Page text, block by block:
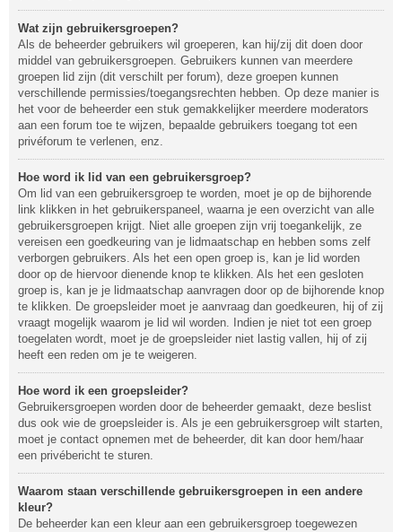
Wat zijn gebruikersgroepen?
Als de beheerder gebruikers wil groeperen, kan hij/zij dit doen door
middel van gebruikersgroepen. Gebruikers kunnen van meerdere
groepen lid zijn (dit verschilt per forum), deze groepen kunnen
verschillende permissies/toegangsrechten hebben. Op deze manier is
het voor de beheerder een stuk gemakkelijker meerdere moderators
aan een forum toe te wijzen, bepaalde gebruikers toegang tot een
privéforum te verlenen, enz.
Hoe word ik lid van een gebruikersgroep?
Om lid van een gebruikersgroep te worden, moet je op de bijhorende
link klikken in het gebruikerspaneel, waarna je een overzicht van alle
gebruikersgroepen krijgt. Niet alle groepen zijn vrij toegankelijk, ze
vereisen een goedkeuring van je lidmaatschap en hebben soms zelf
verborgen gebruikers. Als het een open groep is, kan je lid worden
door op de hiervoor dienende knop te klikken. Als het een gesloten
groep is, kan je je lidmaatschap aanvragen door op de bijhorende knop
te klikken. De groepsleider moet je aanvraag dan goedkeuren, hij of zij
vraagt mogelijk waarom je lid wil worden. Indien je niet tot een groep
toegelaten wordt, moet je de groepsleider niet lastig vallen, hij of zij
heeft een reden om je te weigeren.
Hoe word ik een groepsleider?
Gebruikersgroepen worden door de beheerder gemaakt, deze beslist
dus ook wie de groepsleider is. Als je een gebruikersgroep wilt starten,
moet je contact opnemen met de beheerder, dit kan door hem/haar
een privébericht te sturen.
Waarom staan verschillende gebruikersgroepen in een andere
kleur?
De beheerder kan een kleur aan een gebruikersgroep toegewezen